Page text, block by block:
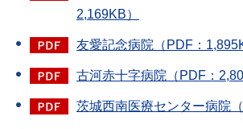
2,169KB）
友愛記念病院（PDF：
古河赤十字病院（PDF：
茨城西南医療センター病院